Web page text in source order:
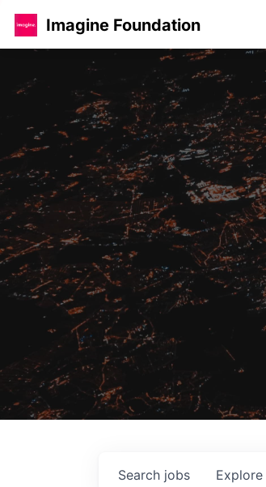
Imagine Foundation
Search jobs Explore